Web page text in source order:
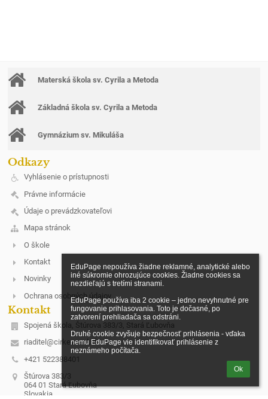
EduPage nepoužíva žiadne reklamné, analytické alebo
iné súkromie ohrozujúce cookies. Žiadne cookies sa
nezdieľajú s tretími stranami.
EduPage používa iba 2 cookie – jedno nevyhnutné pre
fungovanie prihlasovania. Toto je dočasné, po
zatvorení prehliadača sa odstráni.
Druhé cookie zvyšuje bezpečnosť prihlásenia - vďaka
nemu EduPage vie identifikovať prihlásenie z
neznámeho počítača.
Ok
Materská škola sv. Cyrila a Metoda
Základná škola sv. Cyrila a Metoda
Gymnázium sv. Mikuláša
Odkazy
Vyhlásenie o prístupnosti
Právne informácie
Údaje o prevádzkovateľovi
Mapa stránok
O škole
Kontakt
Novinky
Ochrana osobných údajov
Kontakt
Spojená škola, Štúrova 383/3, Stará Ľubovňa
riaditel@cirkevnasl.sk
+421 522388401
Štúrova 383/3
064 01 Stará Ľubovňa
Slovakia